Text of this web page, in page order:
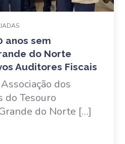
anos sem
do Norte
Auditores Fiscais
dos
do Tesouro
do Norte […]